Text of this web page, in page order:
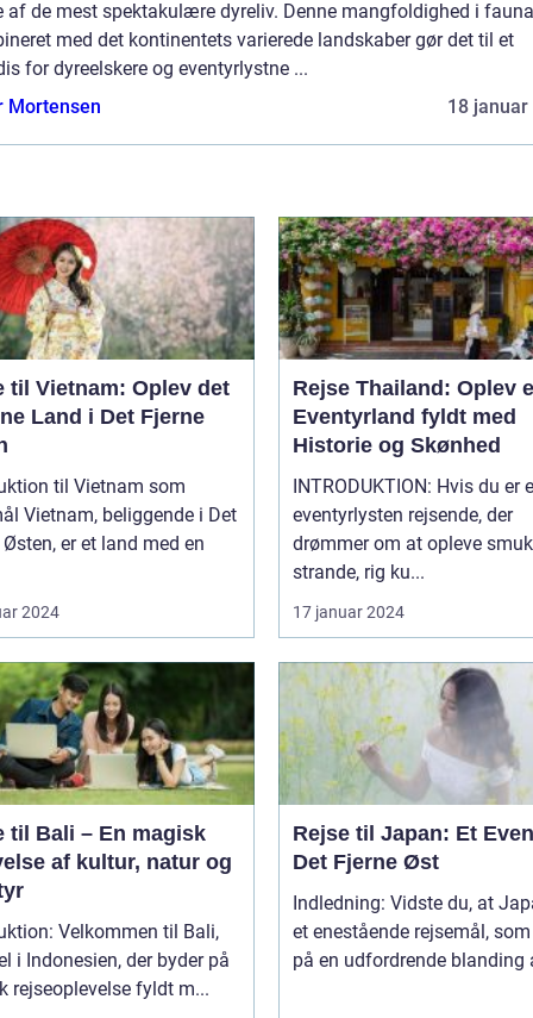
af de mest spektakulære dyreliv. Denne mangfoldighed i
med det kontinentets varierede landskaber gør det til et
for dyreelskere og eventyrlystne ...
Mortensen
18 januar
til Vietnam: Oplev det
Land i Det Fjerne
til Vietnam som
i Det
Østen, er et land med en
2024
Rejse Thailand: Oplev
Eventyrland fyldt med
Historie og Skønhed
INTRODUKTION: Hvis du er en
eventyrlysten rejsende, der
drømmer om at opleve
strande, rig ku...
17 januar 2024
til Bali – En magisk
af kultur, natur og
Velkommen til Bali,
i Indonesien, der byder på
rejseoplevelse fyldt m...
Rejse til Japan: Et
Det Fjerne Øst
Indledning: Vidste du, at
et enestående rejsemål,
på en udfordrende blanding